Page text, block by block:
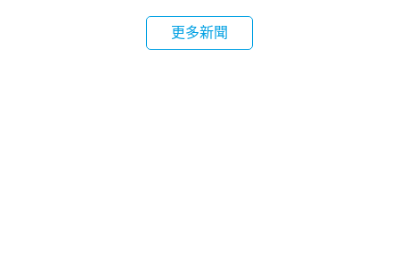
更多新聞